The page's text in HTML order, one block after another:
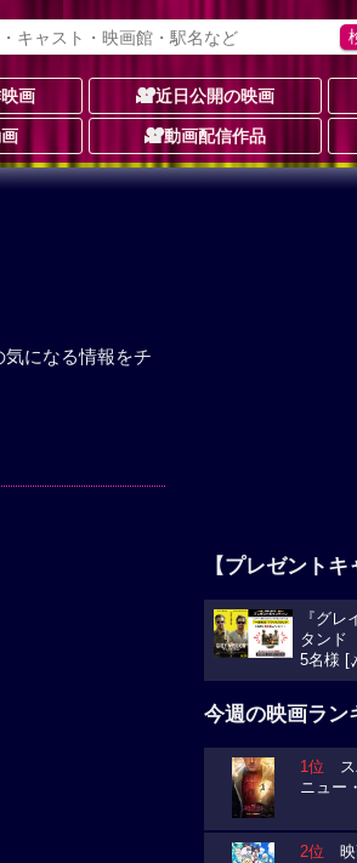
画 近日公開の映画
動画配信作品
になる情報をチ
【プレゼントキ
『グ
タンド
5名様 [
今週の映画ラン
1位 ス
ニュー
2位 映